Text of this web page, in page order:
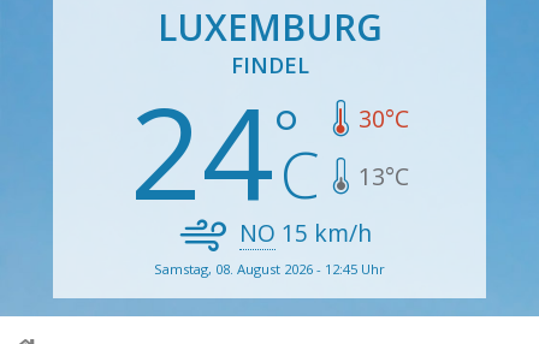
LUXEMBURG
FINDEL
24 30°C
13°C
NO 15 km/h
Samstag, 08. August 2026 - 12:45 Uhr